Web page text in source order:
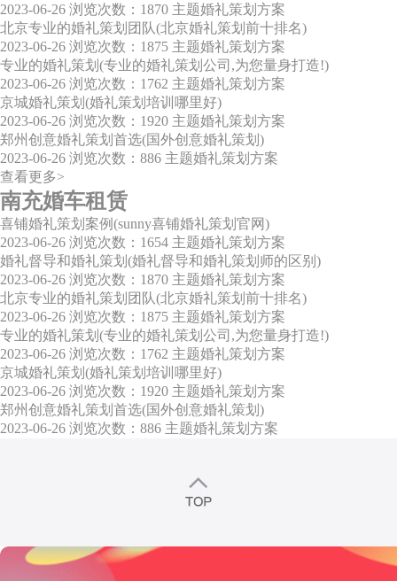
2023-06-26 浏览次数：1870 主题婚礼策划方案
北京专业的婚礼策划团队(北京婚礼策划前十排名)
2023-06-26 浏览次数：1875 主题婚礼策划方案
专业的婚礼策划(专业的婚礼策划公司,为您量身打造!)
2023-06-26 浏览次数：1762 主题婚礼策划方案
京城婚礼策划(婚礼策划培训哪里好)
2023-06-26 浏览次数：1920 主题婚礼策划方案
郑州创意婚礼策划首选(国外创意婚礼策划)
2023-06-26 浏览次数：886 主题婚礼策划方案
查看更多>
南充婚车租赁
喜铺婚礼策划案例(sunny喜铺婚礼策划官网)
2023-06-26 浏览次数：1654 主题婚礼策划方案
婚礼督导和婚礼策划(婚礼督导和婚礼策划师的区别)
2023-06-26 浏览次数：1870 主题婚礼策划方案
北京专业的婚礼策划团队(北京婚礼策划前十排名)
2023-06-26 浏览次数：1875 主题婚礼策划方案
专业的婚礼策划(专业的婚礼策划公司,为您量身打造!)
2023-06-26 浏览次数：1762 主题婚礼策划方案
京城婚礼策划(婚礼策划培训哪里好)
2023-06-26 浏览次数：1920 主题婚礼策划方案
郑州创意婚礼策划首选(国外创意婚礼策划)
2023-06-26 浏览次数：886 主题婚礼策划方案